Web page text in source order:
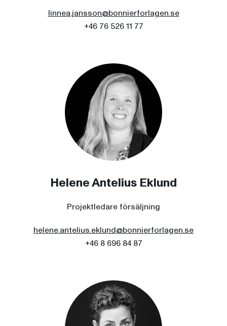
linnea.jansson@bonnierforlagen.se
+46 76 526 11 77
Helene Antelius Eklund
Projektledare försäljning
helene.antelius.eklund@bonnierforlagen.se
+46 8 696 84 87